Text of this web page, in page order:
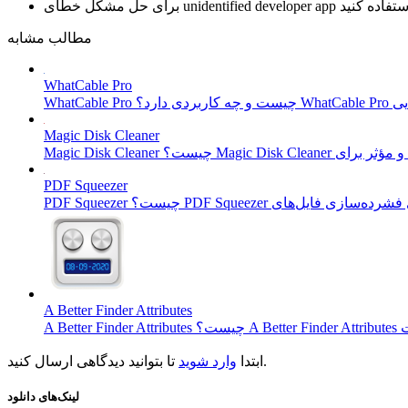
unidentified developer app
مطالب مشابه
WhatCable Pro
Magic Disk Cleaner
PDF Squeezer
A Better Finder Attributes
ابتدا وارد شوید تا بتوانید دیدگاهی ارسال کنید.
لینک‌های دانلود